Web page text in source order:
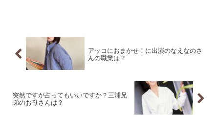
アッコにおまかせ！に出演のなえなのさ
んの職業は？
突然ですが占ってもいいですか？三浦兄
弟のお母さんは？